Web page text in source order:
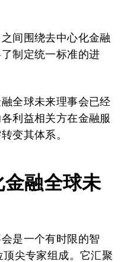
间围绕去中心化金融
制定统一标准的进
全球未来理事会已经
利益相关方在金融服
变其体系。
融全球未
是一个有时限的智
尖专家组成。它汇聚